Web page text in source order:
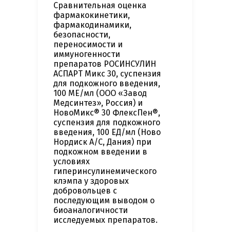
Сравнительная оценка
фармакокинетики,
фармакодинамики,
безопасности,
переносимости и
иммуногенности
препаратов РОСИНСУЛИН
АСПАРТ Микс 30, суспензия
для подкожного введения,
100 МЕ/мл (ООО «Завод
Медсинтез», Россия) и
НовоМикс® 30 ФлексПен®,
суспензия для подкожного
введения, 100 ЕД/мл (Ново
Нордиск А/С, Дания) при
подкожном введении в
условиях
гиперинсулинемического
клэмпа у здоровых
добровольцев с
последующим выводом о
биоаналогичности
исследуемых препаратов.